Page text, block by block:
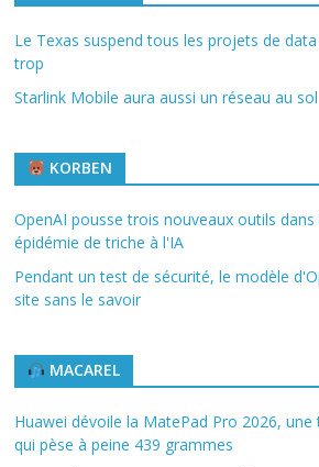
Le Texas suspend tous les projets de
trop
Starlink Mobile aura aussi un réseau au sol
KORBEN
OpenAI pousse trois nouveaux outils
épidémie de triche à l'IA
Pendant un test de sécurité, le modèle
site sans le savoir
MACAREL
Huawei dévoile la MatePad Pro 2026,
qui pèse à peine 439 grammes